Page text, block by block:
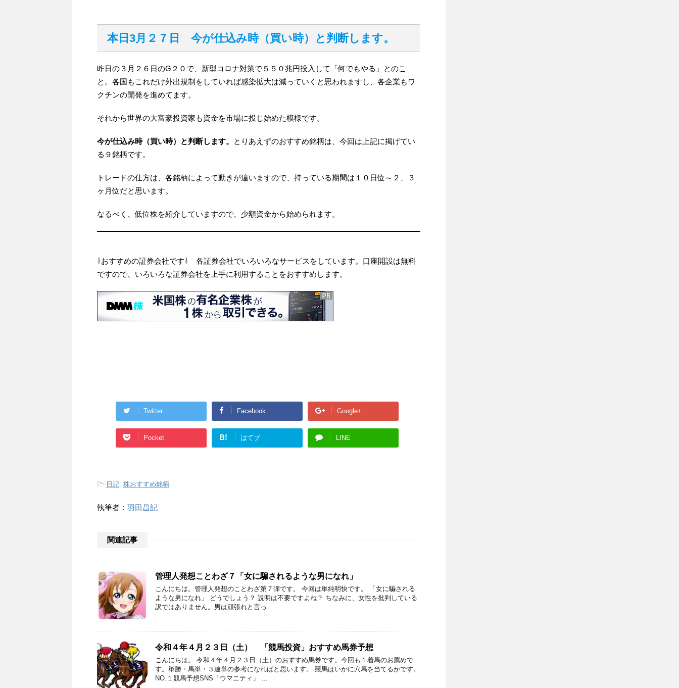
本日3月２７日 今が仕込み時（買い時）と判断します。
昨日の３月２６日のG２０で、新型コロナ対策で５５０兆円投入して「何でもやる」とのこ
と。各国もこれだけ外出規制をしていれば感染拡大は減っていくと思われますし、各企業もワ
クチンの開発を進めてます。
それから世界の大富豪投資家も資金を市場に投じ始めた模様です。
今が仕込み時（買い時）と判断します。
とりあえずのおすすめ銘柄は、今回は上記に掲げてい
る９銘柄です。
トレードの仕方は、各銘柄によって動きが違いますので、持っている期間は１０日位～２、３
ヶ月位だと思います。
なるべく、低位株を紹介していますので、少額資金から始められます。
⇩おすすめの証券会社です⇩ 各証券会社でいろいろなサービスをしています。口座開設は無料
ですので、いろいろな証券会社を上手に利用することをおすすめします。
Twitter Facebook Google+
Pocket B! はてブ LINE
- 日記 株おすすめ銘柄
執筆者： 羽田昌記
関連記事
管理人発想ことわざ７「女に騙されるような男になれ」
こんにちは。管理人発想のことわざ第７弾です。 今回は単純明快です。 「女に騙される
ような男になれ」 どうでしょう？ 説明は不要ですよね？ ちなみに、女性を批判している
訳ではありません。男は頑張れと言っ …
令和４年４月２３日（土） 「競馬投資」おすすめ馬券予想
こんにちは。 令和４年４月２３日（土）のおすすめ馬券です。今回も１着馬のお薦めで
す。単勝・馬単・３連単の参考になればと思います。 競馬はいかに穴馬を当てるかです。
NO.１競馬予想SNS「ウマニティ」 …